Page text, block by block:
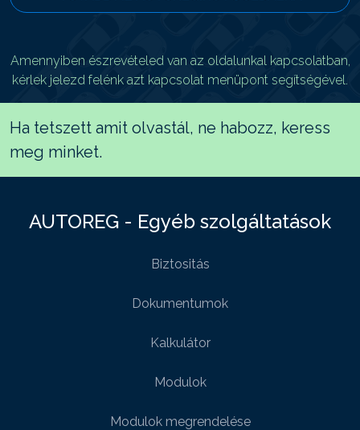
Amennyiben észrevételed van az oldalunkal kapcsolatban,
kérlek jelezd felénk azt kapcsolat menüpont segítségével.
Ha tetszett amit olvastál, ne habozz, keress
meg minket.
AUTOREG - Egyéb szolgáltatások
Biztositás
Dokumentumok
Kalkulátor
Modulok
Modulok megrendelése